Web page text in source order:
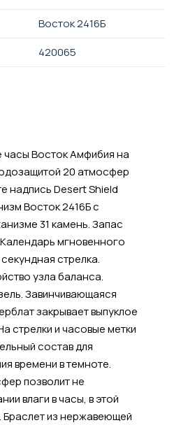
Восток 2416Б
420065
Восток Амфибия на
20 атмосфер
надпись Desert Shield
Восток 2416Б с
31 камень. Запас
мгновенного
стрелка.
узла баланса.
Завинчивающаяся
закрывает выпуклое
стрелки и часовые метки
состав для
времени в темноте.
позволит не
влаги в часы, в этой
из нержавеющей